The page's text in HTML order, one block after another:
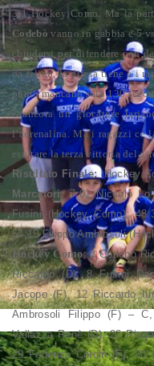
3-1 Hockey Como. Ma la
Codebò vanno in gabbia e 5
chiudersi per difendere con
da felino, la difesa tiene e i
punto mancano solo 130
è ancora un giocatore
l’adrenalina. Ma i ragazzi ce
esultare la terza vittoria del
Risultato Finale:Hockey
Marcatori:7:01 Niccolò Lo
Fusini (Hockey Como);
54:15 Filippo Ambrosoli
Hockey Como: 3 Codebò
Riccardo (D), 8 Fusini
Jacopo (F), 12 Riccardo
Ambrosoli Filippo (F) –
Vallazza Renè (D), 23
29 Federico Cordin (F), 30